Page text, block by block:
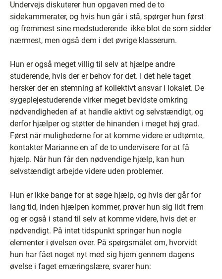
Undervejs diskuterer hun opgaven med de to
sidekammerater, og hvis hun går i stå, spørger hun først
og fremmest sine medstuderende ­ ikke blot de som sidder
nærmest, men også dem i det øvrige klasserum.
Hun er også meget villig til selv at hjælpe andre
studerende, hvis der er behov for det. I det hele taget
hersker der en stemning af kollektivt ansvar i lokalet. De
sygeplejestuderende virker meget bevidste omkring
nødvendigheden af at handle aktivt og selvstændigt, og
derfor hjælper og støtter de hinanden i meget høj grad.
Først når mulighederne for at komme videre er udtømte,
kontakter Marianne en af de to undervisere for at få
hjælp. Når hun får den nødvendige hjælp, kan hun
selvstændigt arbejde videre uden problemer.
Hun er ikke bange for at søge hjælp, og hvis der går for
lang tid, inden hjælpen kommer, prøver hun sig lidt frem
og er også i stand til selv at komme videre, hvis det er
nødvendigt. På intet tidspunkt springer hun nogle
elementer i øvelsen over. På spørgsmålet om, hvorvidt
hun har fået noget nyt med sig hjem gennem dagens
øvelse i faget ernæringslære, svarer hun: